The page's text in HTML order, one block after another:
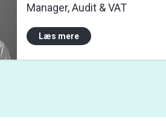
Manager, Audit & VAT
Læs mere